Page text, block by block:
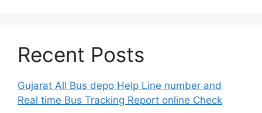
Recent Posts
Gujarat All Bus depo Help Line number and
Real time Bus Tracking Report online Check